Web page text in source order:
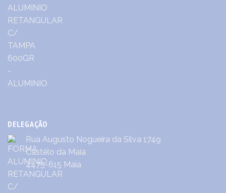
DELEGAÇÃO
Rua Augusto Nogueira da Silva 1749
Castêlo da Maia
4475-615 Maia